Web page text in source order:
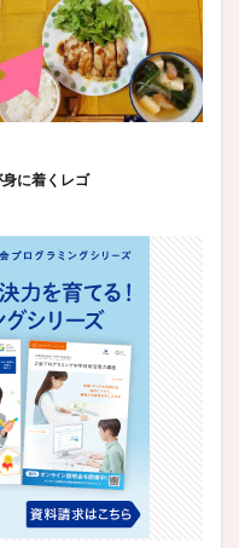
に着くレゴ